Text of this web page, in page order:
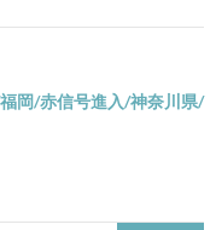
岡/赤信号進入/神奈川県/